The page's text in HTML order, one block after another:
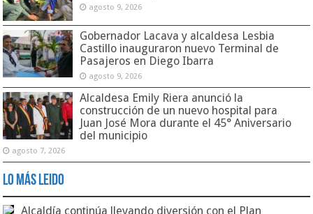
agosto 9, 2026
Gobernador Lacava y alcaldesa Lesbia
Castillo inauguraron nuevo Terminal de
Pasajeros en Diego Ibarra
agosto 9, 2026
Alcaldesa Emily Riera anunció la
construcción de un nuevo hospital para
Juan José Mora durante el 45° Aniversario
del municipio
agosto 7, 2026
Lo Más Leido
Alcaldía continúa llevando diversión con el Plan